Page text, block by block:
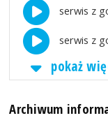
serwis z
serwis z
pokaż
Archiwum